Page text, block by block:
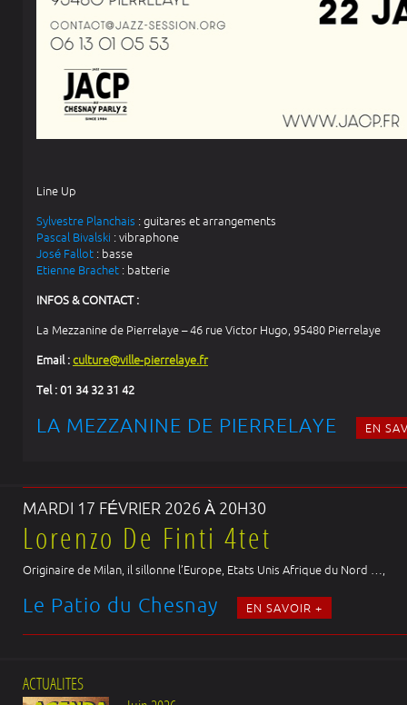
Line Up
Sylvestre Planchais : guitares et arrangements
Pascal Bivalski : vibraphone
José Fallot : basse
Etienne Brachet : batterie
INFOS & CONTACT :
La Mezzanine de Pierrelaye – 46 rue Victor Hugo, 95480 Pierrelaye
Email : culture@ville-pierrelaye.fr
Tel : 01 34 32 31 42
LA MEZZANINE DE PIERRELAYE EN
MARDI 17 FÉVRIER 2026 À 20H30
Lorenzo De Finti 4tet
Originaire de Milan, il sillonne l’Europe, Etats Unis Afrique du Nord …,
Le Patio du Chesnay EN SAVOIR +
ACTUALITES